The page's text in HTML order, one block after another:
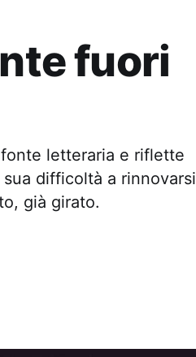
fuori
letteraria e riflette
difficoltà a rinnovarsi
già girato.